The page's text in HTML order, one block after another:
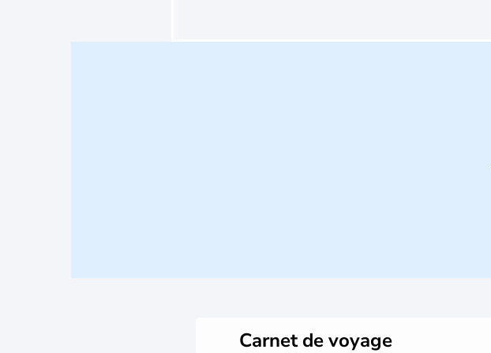
Carnet de voyage